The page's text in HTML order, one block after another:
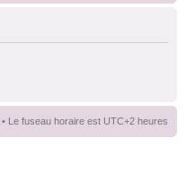
• Le fuseau horaire est UTC+2 heures